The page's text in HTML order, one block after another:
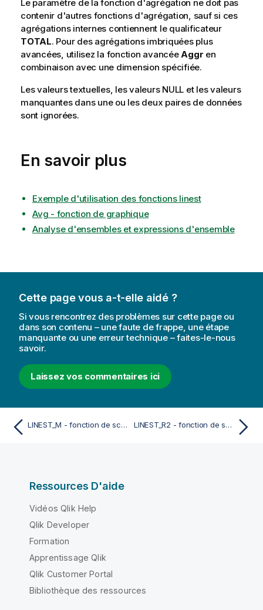
Le paramètre de la fonction d'agrégation ne doit pas
contenir d'autres fonctions d'agrégation, sauf si ces
agrégations internes contiennent le qualificateur
TOTAL. Pour des agrégations imbriquées plus
avancées, utilisez la fonction avancée Aggr en
combinaison avec une dimension spécifiée.
Les valeurs textuelles, les valeurs NULL et les valeurs
manquantes dans une ou les deux paires de données
sont ignorées.
En savoir plus
Exemple d'utilisation des fonctions linest
Avg - fonction de graphique
Analyse d'ensembles et expressions d'ensemble
Cette page vous a-t-elle aidé ?
Si vous rencontrez des problèmes sur cette page ou
dans son contenu – une faute de frappe, une étape
manquante ou une erreur technique – faites-le-nous
savoir.
Laissez vos commentaires ici
LINEST_M - fonction de script LINEST_R2 - fonction de script
Ressources D'aide
Vidéos Qlik Help
Qlik Developer
Formation
Apprentissage Qlik
Qlik Customer Portal
Bibliothèque des ressources